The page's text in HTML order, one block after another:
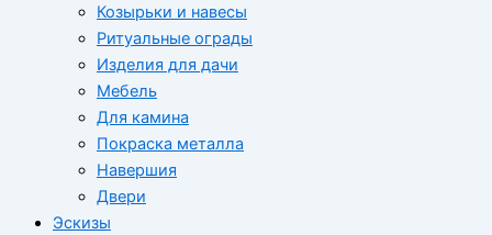
Козырьки и навесы
Ритуальные ограды
Изделия для дачи
Мебель
Для камина
Покраска металла
Навершия
Двери
Эскизы